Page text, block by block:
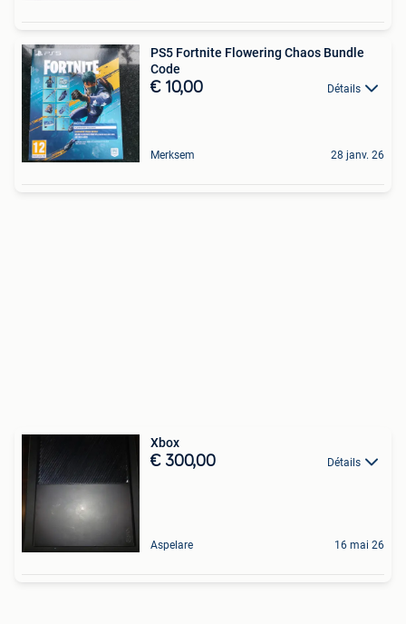
PS5 Fortnite Flowering Chaos Bundle
Code
€ 10,00 Détails
Merksem 28 janv. 26
Xbox
€ 300,00 Détails
Aspelare 16 mai 26